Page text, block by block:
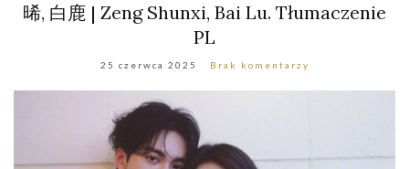
晞, 白鹿 | Zeng Shunxi, Bai Lu. Tłumaczenie
PL
25 czerwca 2025 Brak komentarzy